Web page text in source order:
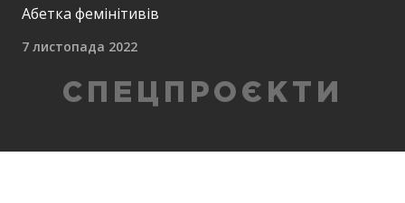
Абетка фемінітивів
7 листопада 2022
СПЕЦПРОЄКТИ